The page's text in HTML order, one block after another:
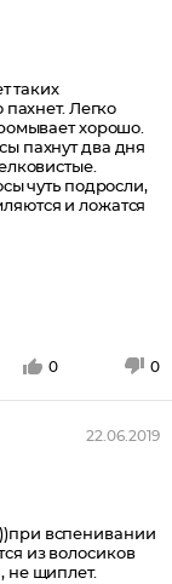
таких
Легко
хорошо.
пахнут два дня
чуть подросли,
и ложатся
0 0
22.06.2019
вспенивании
из волосиков
не щиплет.